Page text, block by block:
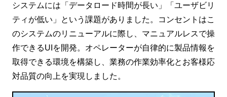
システムには「データロード時間が長い」「ユーザビリ
ティが低い」という課題がありました。コンセントはこ
のシステムのリニューアルに際し、マニュアルレスで操
作できるUIを開発。オペレーターが自律的に製品情報を
取得できる環境を構築し、業務の作業効率化とお客様応
対品質の向上を実現しました。